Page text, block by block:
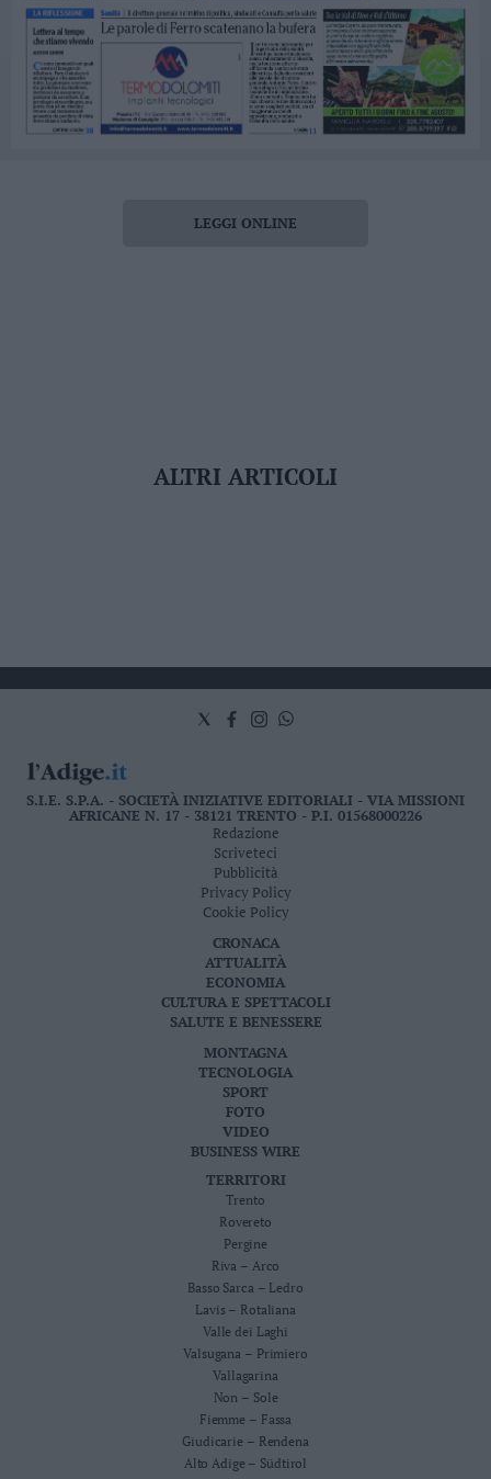
LEGGI ONLINE
ALTRI ARTICOLI
S.I.E. S.P.A. - SOCIETÀ INIZIATIVE EDITORIALI - VIA MISSIONI
AFRICANE N. 17 - 38121 TRENTO - P.I. 01568000226
Redazione
Scriveteci
Pubblicità
Privacy Policy
Cookie Policy
CRONACA
ATTUALITÀ
ECONOMIA
CULTURA E SPETTACOLI
SALUTE E BENESSERE
MONTAGNA
TECNOLOGIA
SPORT
FOTO
VIDEO
BUSINESS WIRE
TERRITORI
Trento
Rovereto
Pergine
Riva – Arco
Basso Sarca – Ledro
Lavis – Rotaliana
Valle dei Laghi
Valsugana – Primiero
Vallagarina
Non – Sole
Fiemme – Fassa
Giudicarie – Rendena
Alto Adige – Südtirol